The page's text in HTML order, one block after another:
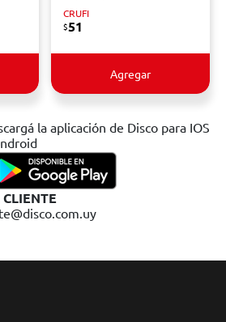
CRUFI
$51
Agregar
la aplicación de Disco para IOS